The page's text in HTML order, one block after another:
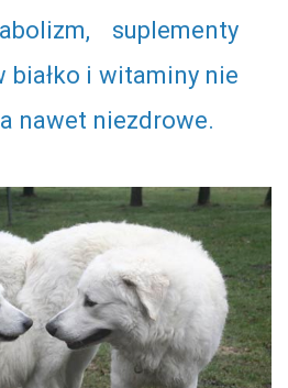
suplementy
białko i witaminy nie
nawet niezdrowe.